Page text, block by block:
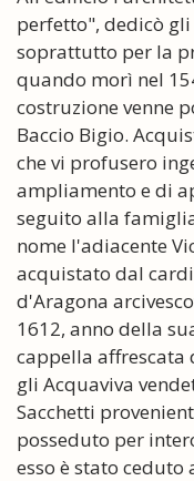
perfetto", dedicò
soprattutto per la
quando morì nel
costruzione venne
Baccio Bigio.
che vi profusero
ampliamento e di
seguito alla
nome l'adiacente
acquistato dal
d'Aragona
1612, anno della
cappella affrescata
gli Acquaviva
Sacchetti
posseduto per
esso è stato